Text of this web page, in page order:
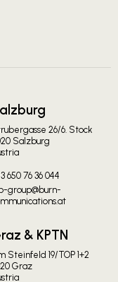
26/6. Stock
Salzburg
650 76 36 044
group@burn-
& KPTN
Steinfeld 19/TOP 1+2
Graz